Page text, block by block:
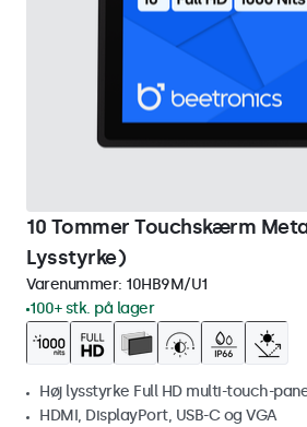
10 Tommer Touchskærm
Lysstyrke)
Varenummer: 10HB9M/U1
100+ stk. på lager
Høj lysstyrke Full HD multi-touch-
HDMI, DisplayPort, USB-C og VGA